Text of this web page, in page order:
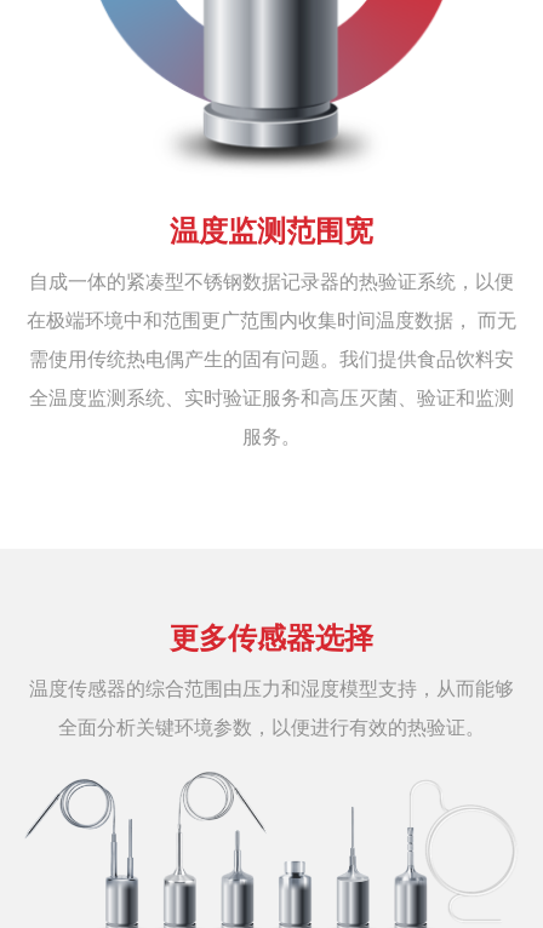
温度监测范围宽
自成一体的紧凑型不锈钢数据记录器的热验证系统，以便
在极端环境中和范围更广范围内收集时间温度数据， 而无
需使用传统热电偶产生的固有问题。我们提供食品饮料安
全温度监测系统、实时验证服务和高压灭菌、验证和监测
服务。
更多传感器选择
温度传感器的综合范围由压力和湿度模型支持，从而能够
全面分析关键环境参数，以便进行有效的热验证。